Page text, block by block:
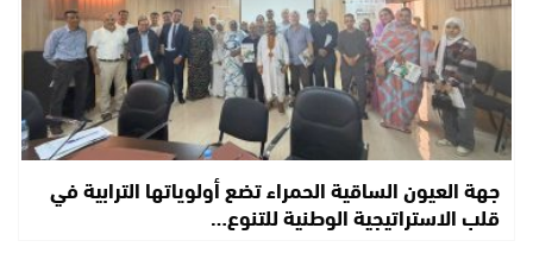
جهة العيون الساقية الحمراء تضع أولوياتها الترابية في
قلب الاستراتيجية الوطنية للتنوع…